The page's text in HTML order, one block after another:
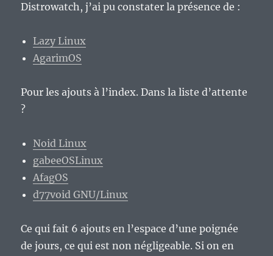
Distrowatch, j’ai pu constater la présence de :
Lazy Linux
AgarimOS
Pour les ajouts à l’index. Dans la liste d’attente
?
Noid Linux
gabeeOSLinux
AfagOS
d77void GNU/Linux
Ce qui fait 6 ajouts en l’espace d’une poignée
de jours, ce qui est non négligeable. Si on en